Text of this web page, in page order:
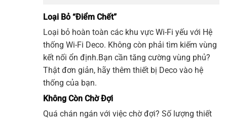
Loại Bỏ “Điểm Chết”
Loại bỏ hoàn toàn các khu vực Wi-Fi yếu với Hệ
thống Wi-Fi Deco. Không còn phải tìm kiếm vùng
kết nối ổn định.Bạn cần tăng cường vùng phủ?
Thật đơn giản, hãy thêm thiết bị Deco vào hệ
thống của bạn.
Không Còn Chờ Đợi
Quá chán ngán với việc chờ đợi? Số lượng thiết